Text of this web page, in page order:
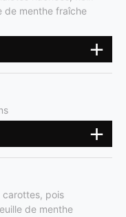
de menthe fraîche
carottes, pois
de menthe